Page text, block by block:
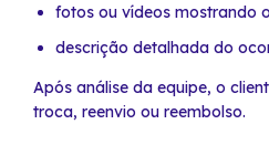
fotos ou vídeos mostrando
descrição detalhada do
Após análise da equipe, o
troca, reenvio ou reembolso.